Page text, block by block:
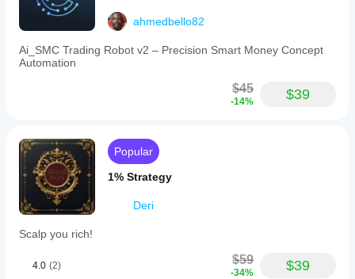
ahmedbello82
Ai_SMC Trading Robot v2 – Precision Smart Money Concept
Automation
$45
-14% $39
Popular
1% Strategy
Deri
Scalp you rich!
4.0 (2) $59
-34% $39